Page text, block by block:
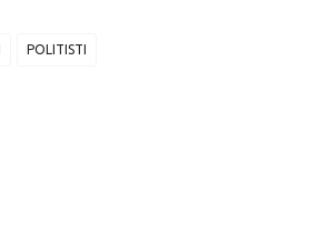
POLITISTI